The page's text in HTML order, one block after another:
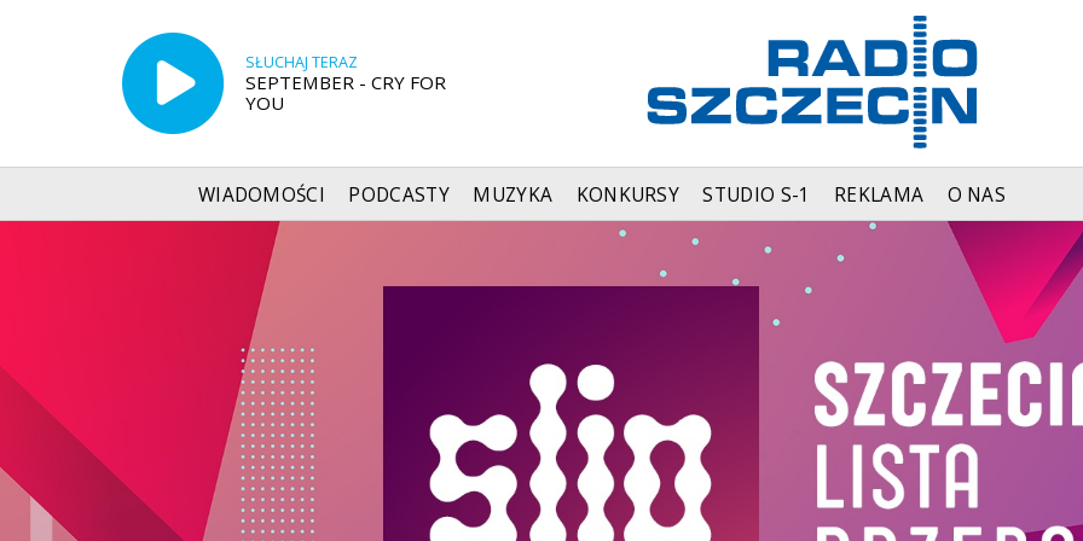
SŁUCHAJ TERAZ
SEPTEMBER - CRY FOR
YOU
WIADOMOŚCI PODCASTY MUZYKA KONKURSY STUDIO S-1 REKLAMA O NAS